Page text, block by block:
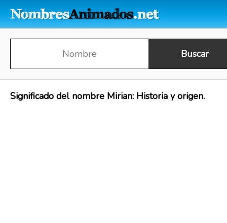
Significado del nombre Mirian: Historia y origen.